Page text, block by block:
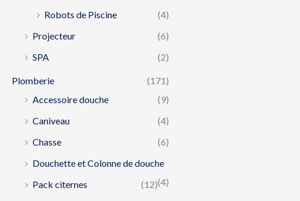
Robots de Piscine
(4)
Projecteur
(6)
SPA
(2)
Plomberie
(171)
Accessoire douche
(9)
Caniveau
(4)
Chasse
(6)
Douchette et Colonne de douche
(4)
Pack citernes
(12)